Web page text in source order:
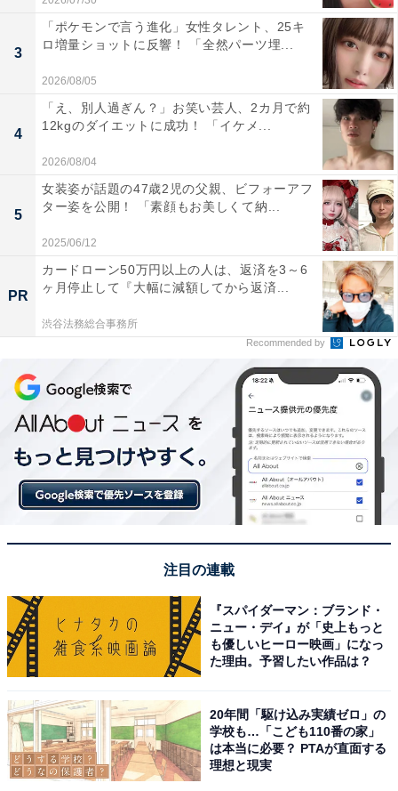
3
「ポケモンで言う進化」女性タレント、25キ
ロ増量ショットに反響！ 「全然パーツ埋...
2026/08/05
4
「え、別人過ぎん？」お笑い芸人、2カ月で約
12kgのダイエットに成功！ 「イケメ...
2026/08/04
5
女装姿が話題の47歳2児の父親、ビフォーアフ
ター姿を公開！ 「素顔もお美しくて納...
2025/06/12
PR
カードローン50万円以上の人は、返済を3～6
ヶ月停止して『大幅に減額してから返済...
渋谷法務総合事務所
Recommended by
注目の連載
『スパイダーマン：ブランド・
ニュー・デイ』が「史上もっと
も優しいヒーロー映画」になっ
た理由。予習したい作品は？
20年間「駆け込み実績ゼロ」の
学校も…「こども110番の家」
は本当に必要？ PTAが直面する
理想と現実